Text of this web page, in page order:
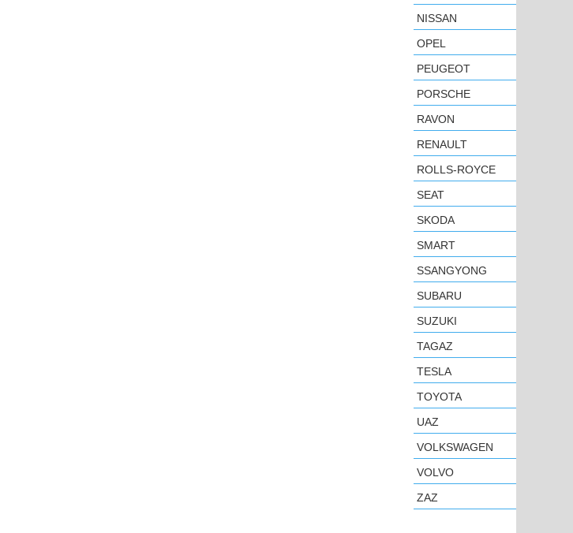
NISSAN
OPEL
PEUGEOT
PORSCHE
RAVON
RENAULT
ROLLS-ROYCE
SEAT
SKODA
SMART
SSANGYONG
SUBARU
SUZUKI
TAGAZ
TESLA
TOYOTA
UAZ
VOLKSWAGEN
VOLVO
ZAZ